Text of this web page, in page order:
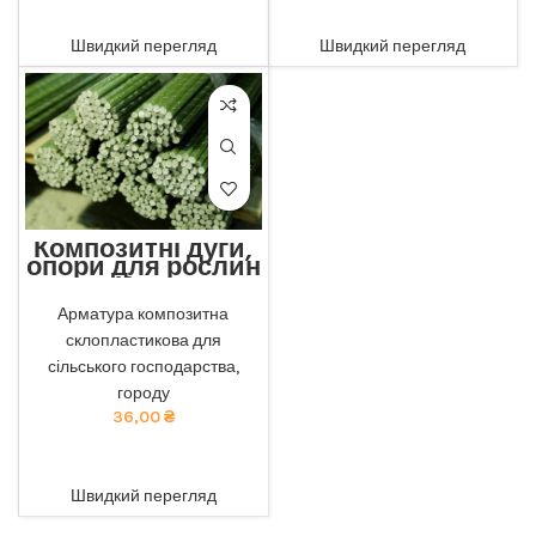
Швидкий перегляд Швидкий перегляд
Композитні дуги,
опори для рослин
12мм
Відмінна міцність та
довговічність: наша
композитна арматура
забезпечує найкращу
якість. тел 068-921-45-45
Арматура композитна
склопластикова для
сільського господарства,
городу
36,00₴
Швидкий перегляд